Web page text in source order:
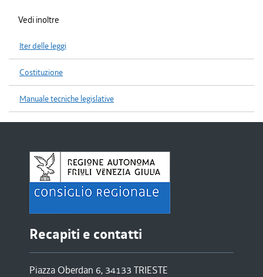
Vedi inoltre
Iter delle leggi
Costituzione
Manuale tecniche legislative
Recapiti e contatti
Piazza Oberdan 6, 34133 TRIESTE